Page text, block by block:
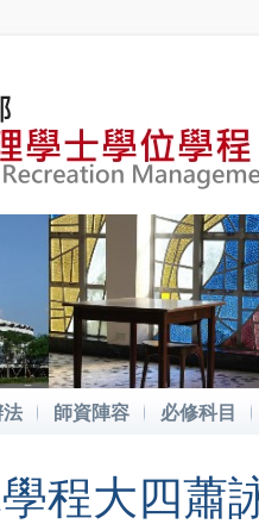
法 師資陣容 必修科目
程大四蕭